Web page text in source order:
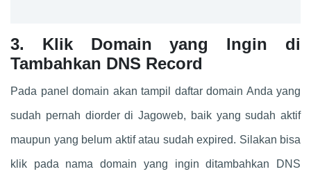
3. Klik Domain yang Ingin di
Tambahkan DNS Record
Pada panel domain akan tampil daftar domain Anda yang
sudah pernah diorder di Jagoweb, baik yang sudah aktif
maupun yang belum aktif atau sudah expired. Silakan bisa
klik pada nama domain yang ingin ditambahkan DNS